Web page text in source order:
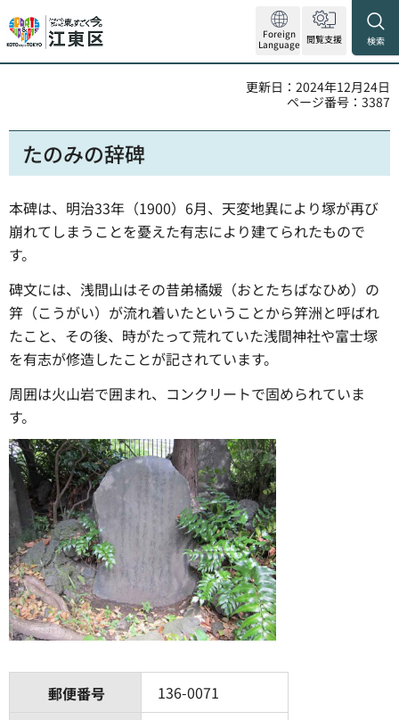
Foreign
Language 閲覧支援 検索
更新日：2024年12月24日
ページ番号：3387
たのみの辞碑
本碑は、明治33年（1900）6月、天変地異により塚が再び
崩れてしまうことを憂えた有志により建てられたもので
す。
碑文には、浅間山はその昔弟橘媛（おとたちばなひめ）の
笄（こうがい）が流れ着いたということから笄洲と呼ばれ
たこと、その後、時がたって荒れていた浅間神社や富士塚
を有志が修造したことが記されています。
周囲は火山岩で囲まれ、コンクリートで固められていま
す。
郵便番号
136-0071